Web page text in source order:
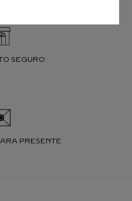
SEGURO
PRESENTE